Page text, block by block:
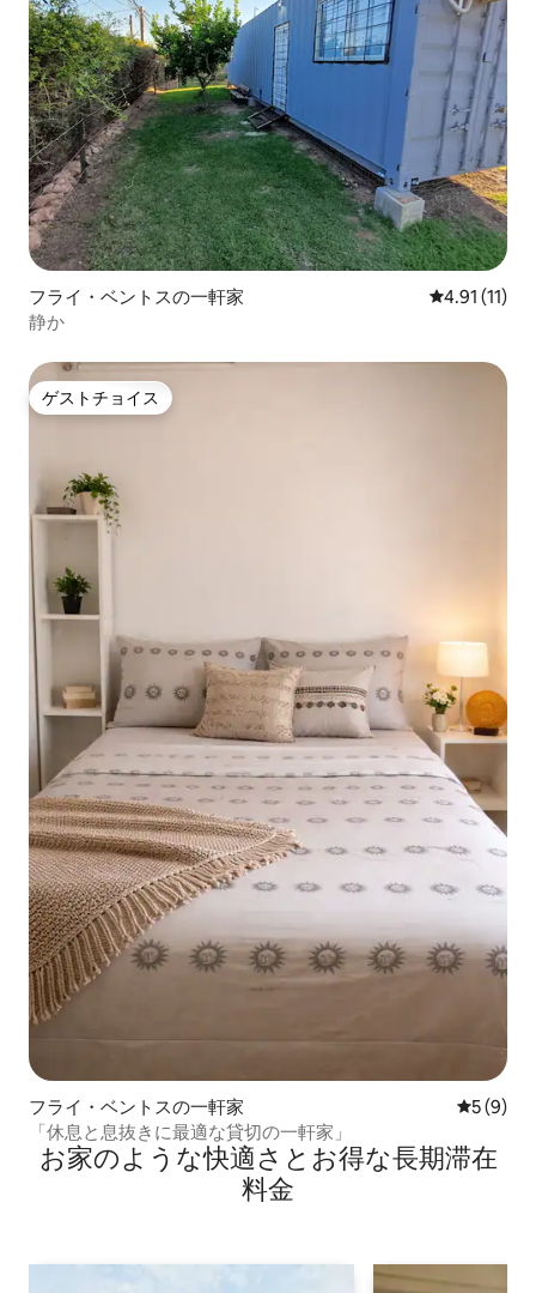
フライ・ベントスの一軒家 レビュー11
4.91 (11)
静か
ゲストチョイス
ゲストチョイス
フライ・ベントスの一軒家 レビュー
5 (9)
「休息と息抜きに最適な貸切の一軒家」
お家のような快⁠適⁠さ⁠とお⁠得⁠な長⁠期⁠滞⁠在
料⁠金